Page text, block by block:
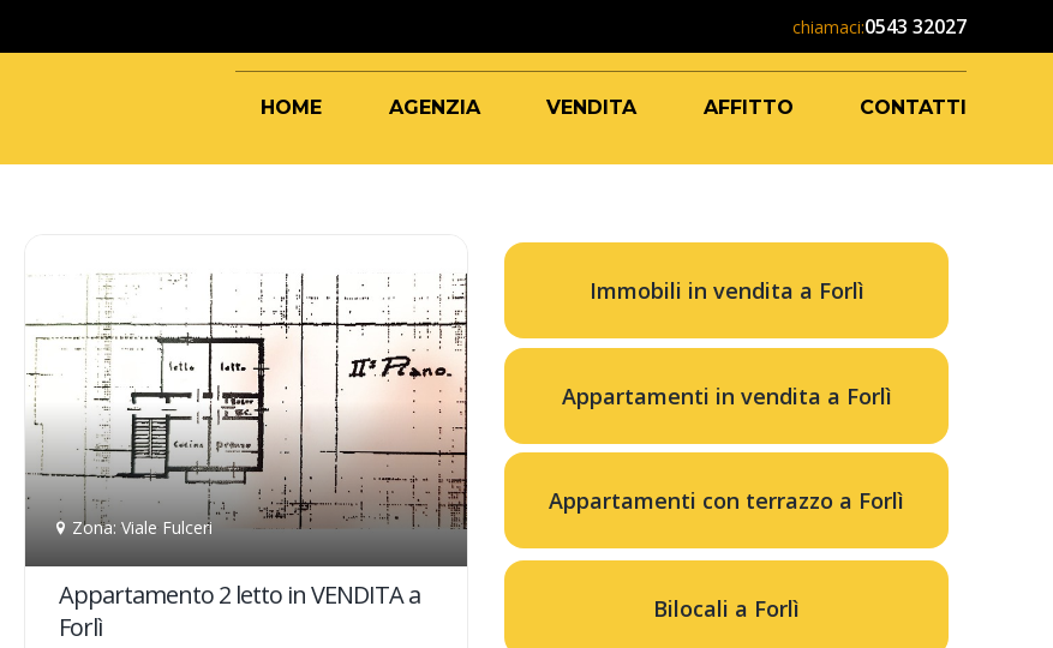
chiamaci:0543 32027
HOME AGENZIA VENDITA AFFITTO CONTATTI
Zona: Viale Fulceri
Appartamento 2 letto in VENDITA a
Forlì
Immobili in vendita a Forlì
Appartamenti in vendita a Forlì
Appartamenti con terrazzo a Forlì
Bilocali a Forlì